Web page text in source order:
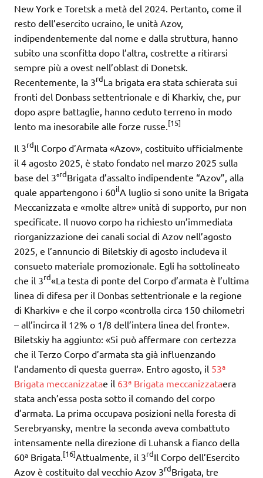
New York e Toretsk a metà del 2024. Pertanto, come il
resto dell’esercito ucraino, le unità Azov,
indipendentemente dal nome e dalla struttura, hanno
subito una sconfitta dopo l’altra, costrette a ritirarsi
sempre più a ovest nell’oblast di Donetsk.
Recentemente, la 3rdLa brigata era stata schierata sui
fronti del Donbass settentrionale e di Kharkiv, che, pur
dopo aspre battaglie, hanno ceduto terreno in modo
lento ma inesorabile alle forze russe. [15]
Il 3rdIl Corpo d’Armata «Azov», costituito ufficialmente
il 4 agosto 2025, è stato fondato nel marzo 2025 sulla
base del 3°rdBrigata d’assalto indipendente “Azov”, alla
quale appartengono i 60ilA luglio si sono unite la Brigata
Meccanizzata e «molte altre» unità di supporto, pur non
specificate. Il nuovo corpo ha richiesto un’immediata
riorganizzazione dei canali social di Azov nell’agosto
2025, e l’annuncio di Biletskiy di agosto includeva il
consueto materiale promozionale. Egli ha sottolineato
che il 3rd«La testa di ponte del Corpo d’armata è l’ultima
linea di difesa per il Donbas settentrionale e la regione
di Kharkiv» e che il corpo «controlla circa 150 chilometri
– all’incirca il 12% o 1/8 dell’intera linea del fronte».
Biletskiy ha aggiunto: «Si può affermare con certezza
che il Terzo Corpo d’armata sta già influenzando
l’andamento di questa guerra». Entro agosto, il 53ª
Brigata meccanizzatae il 63ª Brigata meccanizzataera
stata anch’essa posta sotto il comando del corpo
d’armata. La prima occupava posizioni nella foresta di
Serebryansky, mentre la seconda aveva combattuto
intensamente nella direzione di Luhansk a fianco della
60ª Brigata. [16]Attualmente, il 3rdIl Corpo dell’Esercito
Azov è costituito dal vecchio Azov 3rdBrigata, tre